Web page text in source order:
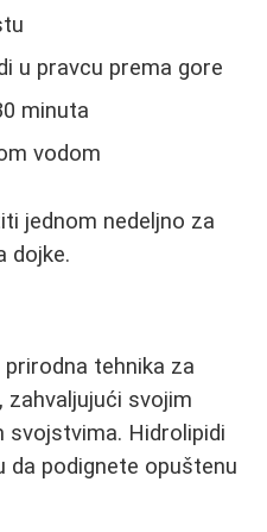
u pravcu prema gore
minuta
vodom
jednom nedeljno za
dojke.
tehnika za
zahvaljujući svojim
svojstvima. Hidrolipidi
da podignete opuštenu